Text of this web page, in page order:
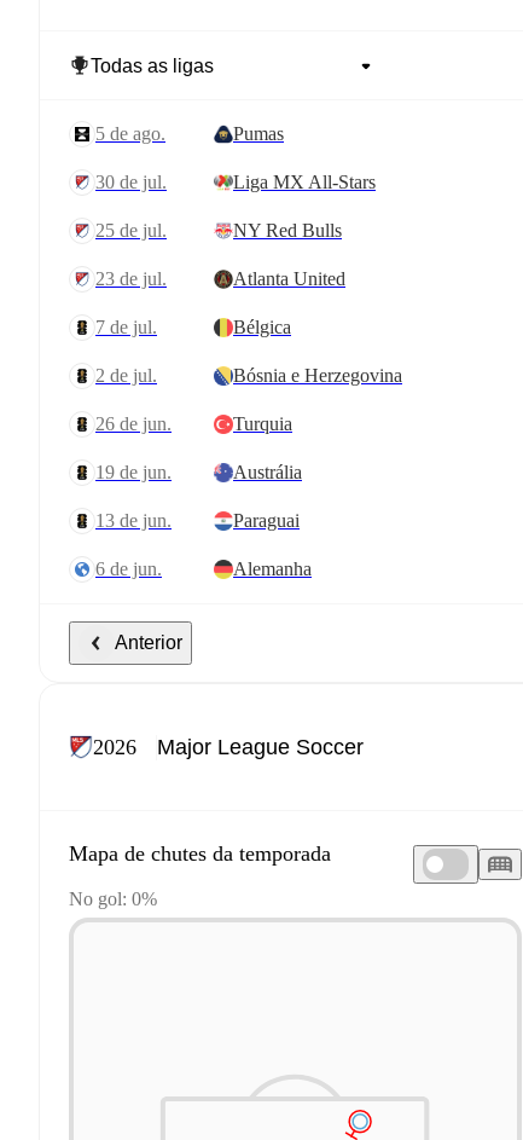
5 de ago. Pumas
30 de jul. Liga MX All-Stars
25 de jul. NY Red Bulls
23 de jul. Atlanta United
7 de jul. Bélgica
2 de jul. Bósnia e Herzegovina
26 de jun. Turquia
19 de jun. Austrália
13 de jun. Paraguai
6 de jun. Alemanha
Anterior
2026
Mapa de chutes da temporada
No gol: 0%